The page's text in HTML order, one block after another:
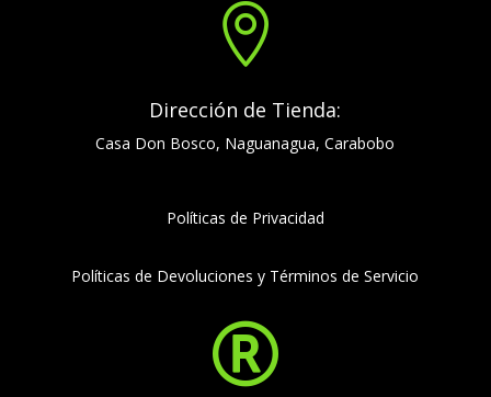

Dirección de Tienda:
Casa Don Bosco, Naguanagua, Carabobo
Políticas de Privacidad
Políticas de Devoluciones y Términos de Servicio
